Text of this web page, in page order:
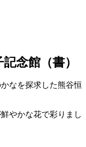
念館（書）
なを探求した熊谷恒
やかな花で彩りまし